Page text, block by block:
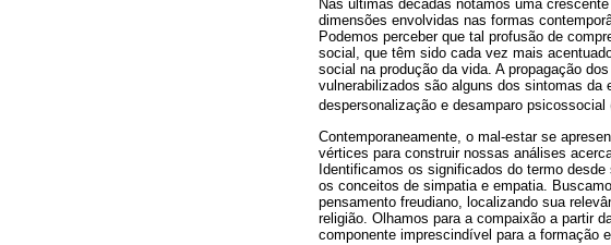
Nas últimas décadas notamos uma
dimensões envolvidas nas formas
Podemos perceber que tal profusão de
social, que têm sido cada vez mais
social na produção da vida. A propagação
vulnerabilizados são alguns dos sintomas da
despersonalização e desamparo psicossocial
Contemporaneamente, o mal-estar se
vértices para construir nossas análises
Identificamos os significados do termo
os conceitos de simpatia e empatia.
pensamento freudiano, localizando sua
religião. Olhamos para a compaixão a partir
componente imprescindível para a formação